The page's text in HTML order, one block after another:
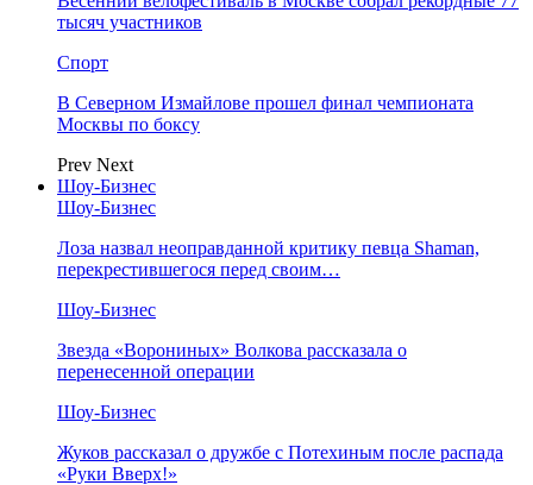
тысяч участников
Спорт
В Северном Измайлове прошел финал чемпионата
Москвы по боксу
Prev Next
Шоу-Бизнес
Шоу-Бизнес
Лоза назвал неоправданной критику певца Shaman,
перекрестившегося перед своим…
Шоу-Бизнес
Звезда «Ворониных» Волкова рассказала о
перенесенной операции
Шоу-Бизнес
Жуков рассказал о дружбе с Потехиным после распада
«Руки Вверх!»